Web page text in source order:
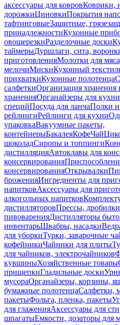
аксессуары для ковровКоврики,
дорожкиЦиновкиПокрытия
тафтинговыеЗащитные,
принадлежностиКухонные
овощерезкиРазделочные доски
таймерыДуршлаги, сита,
приготовленияМолотки для
мелочиМискиКухонный
прихваткиКухонные полотенца
салфеткиОрганизация хранения
храненияОрганайзеры для кухни
специйПосуда для ланчаПолки и
рейлингиРейлинги для кухни
упаковкаВакуумные пакеты,
контейнерыБакалеяКофеЧай
шоколадСиропы и топпинги
дистилляцияАвтоклавы для
консервирования
консервированияОткрывалки
броженияИнгредиенты для
напитковАксессуары для
алкогольных напитков
дистилляторовПрессы,
пивоваренияДистилляторы
инвентарьШвабры, насадки
для уборкиТурки, заварочные
кофейникиЧайники для плиты
для чайников, электрочайников
кувшиныХозяйственные товары
прищепкиГладильные доски
мусораОрганайзеры, корзины,
бумажные полотенцаСалфетки,
пакетыФольга, пленка, пакеты
для глаженияАксессуары для
шпагатыЕмкости, дозаторы для